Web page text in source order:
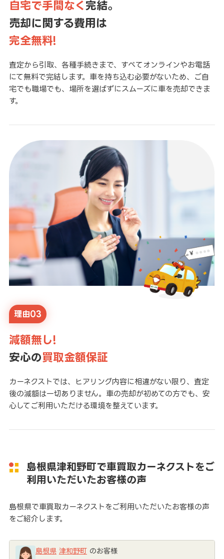
自宅で手間なく 完結。
売却に関する費用は
完全無料!
査定から引取、各種手続きまで、すべてオンラインやお電話
にて無料で完結します。車を持ち込む必要がないため、ご自
宅でも職場でも、場所を選ばずにスムーズに車を売却できま
す。
理由03
減額無し!
安心の買取金額保証
カーネクストでは、ヒアリング内容に相違がない限り、査定
後の減額は一切ありません。車の売却が初めての方でも、安
心してご利用いただける環境を整えています。
島根県津和野町で車買取カーネクストをご
利用いただいたお客様の声
島根県で車買取カーネクストをご利用いただいたお客様の声
をご紹介します。
島根県 津和野町のお客様